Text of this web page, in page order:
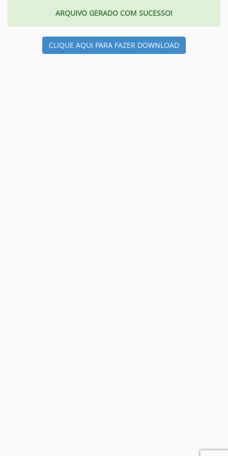
ARQUIVO GERADO COM SUCESSO!
CLIQUE AQUI PARA FAZER DOWNLOAD